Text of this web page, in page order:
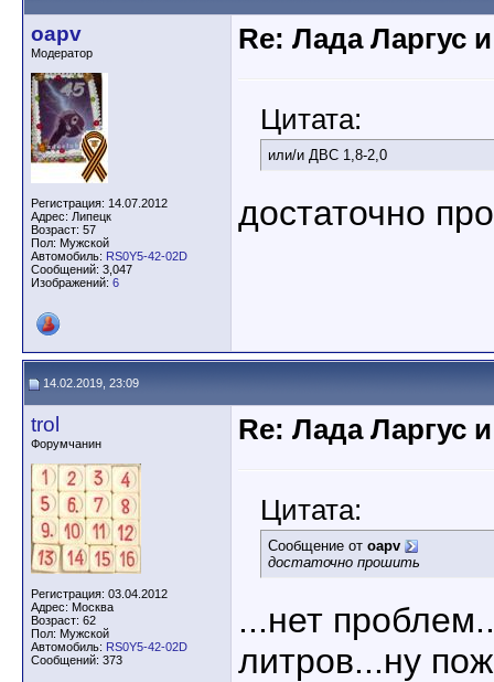
oapv
Модератор
Регистрация: 14.07.2012
Адрес: Липецк
Возраст: 57
Пол: Мужской
Автомобиль: RS0Y5-42-02D
Сообщений: 3,047
Изображений: 6
Re: Лада Ларгус
Цитата:
или/и ДВС 1,8-2,0
достаточно
14.02.2019, 23:09
trol
Форумчанин
Регистрация: 03.04.2012
Адрес: Москва
Возраст: 62
Пол: Мужской
Автомобиль: RS0Y5-42-02D
Сообщений: 373
Re: Лада Ларгус
Цитата:
Сообщение от oapv
достаточно прошить
...нет
литров...ну